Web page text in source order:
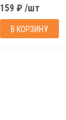
159 ₽ /шт
В КОРЗИНУ